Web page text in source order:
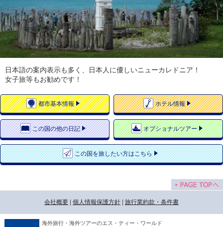
日本語の案内表示も多く、日本人に優しいニューカレドニア！
女子旅等もお勧めです！
都市基本情報 ホテル情報
この国の他の日記 オプショナルツアー
この国を旅したい方はこちら
会社概要 個人情報保護方針 旅行業約款・条件書
海外旅行・海外ツアーのエス・ティー・ワールド